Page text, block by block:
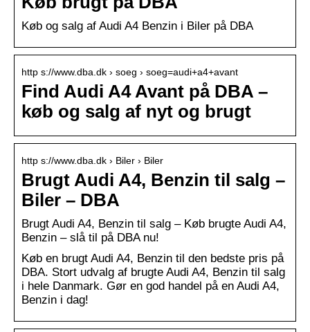
Køb og salg af Audi A4 Benzin i Biler på DBA
http s://www.dba.dk › soeg › soeg=audi+a4+avant
Find Audi A4 Avant på DBA –
køb og salg af nyt og brugt
http s://www.dba.dk › Biler › Biler
Brugt Audi A4, Benzin til salg –
Biler – DBA
Brugt Audi A4, Benzin til salg – Køb brugte Audi A4,
Benzin – slå til på DBA nu!
Køb en brugt Audi A4, Benzin til den bedste pris på
DBA. Stort udvalg af brugte Audi A4, Benzin til salg
i hele Danmark. Gør en god handel på en Audi A4,
Benzin i dag!